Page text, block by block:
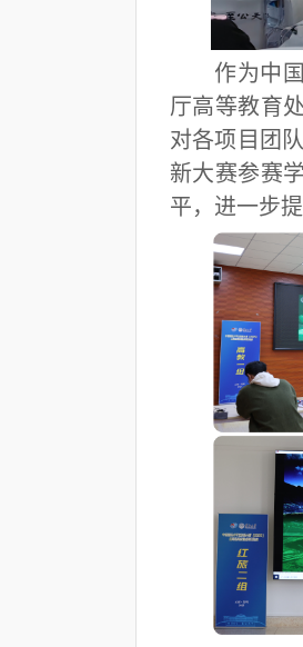
作为中
厅高等教育
对各项目团
新大赛参赛
平，进一步